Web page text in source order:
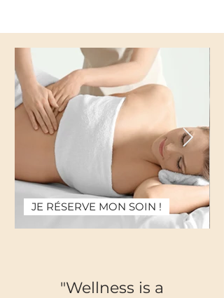
JE RÉSERVE MON SOIN !
"Wellness is a